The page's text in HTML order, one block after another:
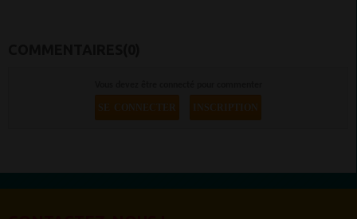
SE CONNECTER INSCRIPTION